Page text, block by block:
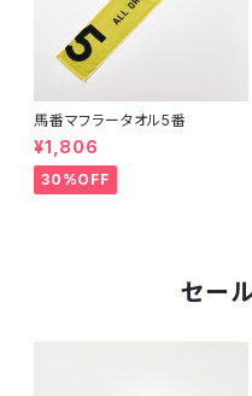
馬番マフラータオル5番
¥1,806
30%OFF
セー